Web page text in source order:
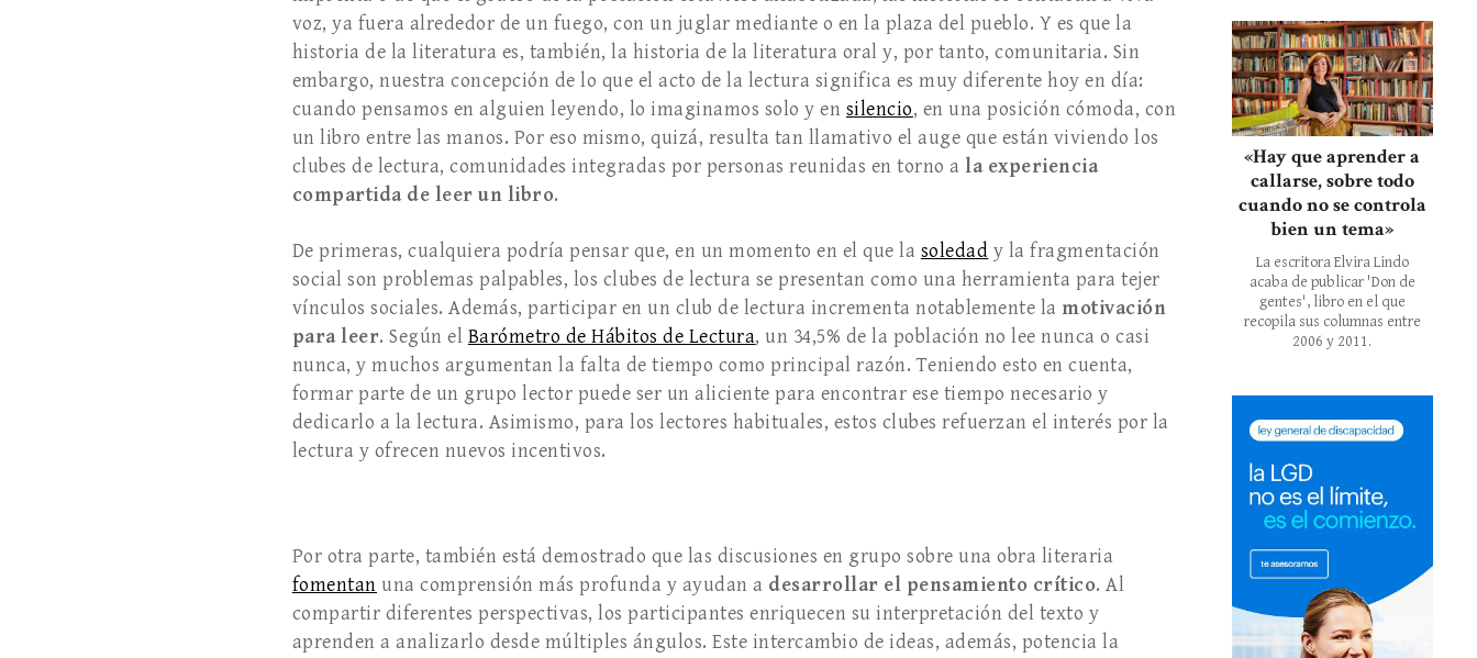
voz, ya fuera alrededor de un fuego, con un juglar mediante o en la plaza del pueblo. Y es que la
historia de la literatura es, también, la historia de la literatura oral y, por tanto, comunitaria. Sin
embargo, nuestra concepción de lo que el acto de la lectura significa es muy diferente hoy en día:
cuando pensamos en alguien leyendo, lo imaginamos solo y en silencio, en una posición cómoda, con
un libro entre las manos. Por eso mismo, quizá, resulta tan llamativo el auge que están viviendo los
clubes de lectura, comunidades integradas por personas reunidas en torno a la experiencia
compartida de leer un libro.
De primeras, cualquiera podría pensar que, en un momento en el que la soledad y la fragmentación
social son problemas palpables, los clubes de lectura se presentan como una herramienta para tejer
vínculos sociales. Además, participar en un club de lectura incrementa notablemente la motivación
para leer. Según el Barómetro de Hábitos de Lectura, un 34,5% de la población no lee nunca o casi
nunca, y muchos argumentan la falta de tiempo como principal razón. Teniendo esto en cuenta,
formar parte de un grupo lector puede ser un aliciente para encontrar ese tiempo necesario y
dedicarlo a la lectura. Asimismo, para los lectores habituales, estos clubes refuerzan el interés por la
lectura y ofrecen nuevos incentivos.
Por otra parte, también está demostrado que las discusiones en grupo sobre una obra literaria
fomentan una comprensión más profunda y ayudan a desarrollar el pensamiento crítico. Al
compartir diferentes perspectivas, los participantes enriquecen su interpretación del texto y
aprenden a analizarlo desde múltiples ángulos. Este intercambio de ideas, además, potencia la
«Hay que aprender a
callarse, sobre todo
cuando no se controla
bien un tema»
La escritora Elvira Lindo
acaba de publicar 'Don de
gentes', libro en el que
recopila sus columnas entre
2006 y 2011.